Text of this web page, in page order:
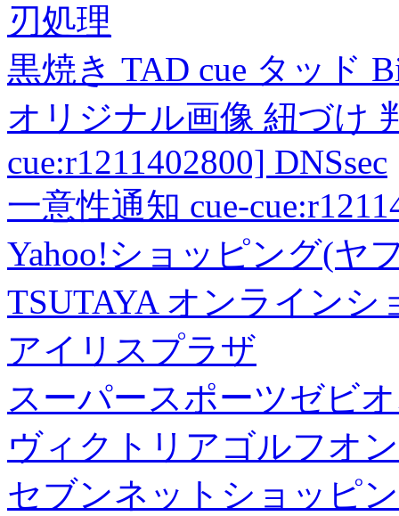
刃処理
黒焼き TAD cue タッド
オリジナル画像 紐づけ
cue:r1211402800] DNSsec
一意性通知 cue-
Yahoo!ショッピング(ヤ
TSUTAYA オンラインシ
アイリスプラザ
スーパースポーツゼビ
ヴィクトリアゴルフオ
セブンネットショッピ